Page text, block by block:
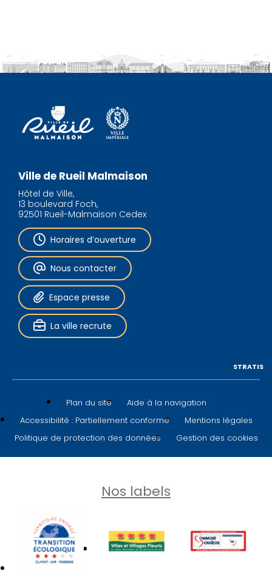
Ville de Rueil Malmaison
Hôtel de Ville,
13 boulevard Foch,
92501 Rueil-Malmaison Cedex
Horaires d’ouverture
Nous contacter
Espace presse
La ville recrute
Plan du site
Aide à la navigation
Accessibilité : Partiellement conforme
Mentions légales
Politique de protection des données
Gestion des cookies
STRATIS
Nos labels